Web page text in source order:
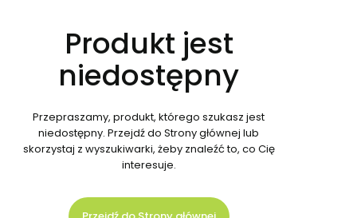
Produkt jest
niedostępny
Przepraszamy, produkt, którego szukasz jest
niedostępny. Przejdź do Strony głównej lub
skorzystaj z wyszukiwarki, żeby znaleźć to, co Cię
interesuje.